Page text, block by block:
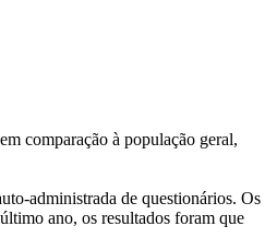
comparação à população geral,
administrada de questionários. Os
ano, os resultados foram que